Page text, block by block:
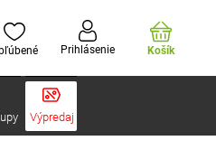
Prihlásenie Košík
Výpredaj